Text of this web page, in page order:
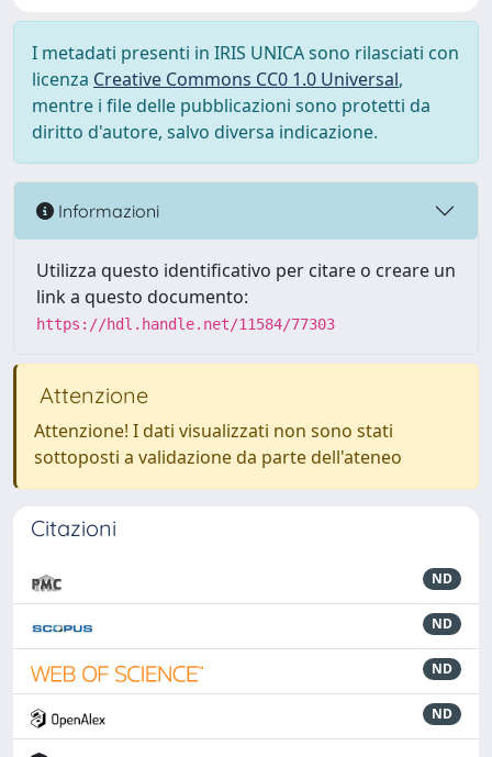
I metadati presenti in IRIS UNICA sono rilasciati con
licenza Creative Commons CC0 1.0 Universal,
mentre i file delle pubblicazioni sono protetti da
diritto d'autore, salvo diversa indicazione.
Informazioni
Utilizza questo identificativo per citare o creare un
link a questo documento:
https://hdl.handle.net/11584/77303
Attenzione
Attenzione! I dati visualizzati non sono stati
sottoposti a validazione da parte dell'ateneo
Citazioni
ND
ND
ND
ND